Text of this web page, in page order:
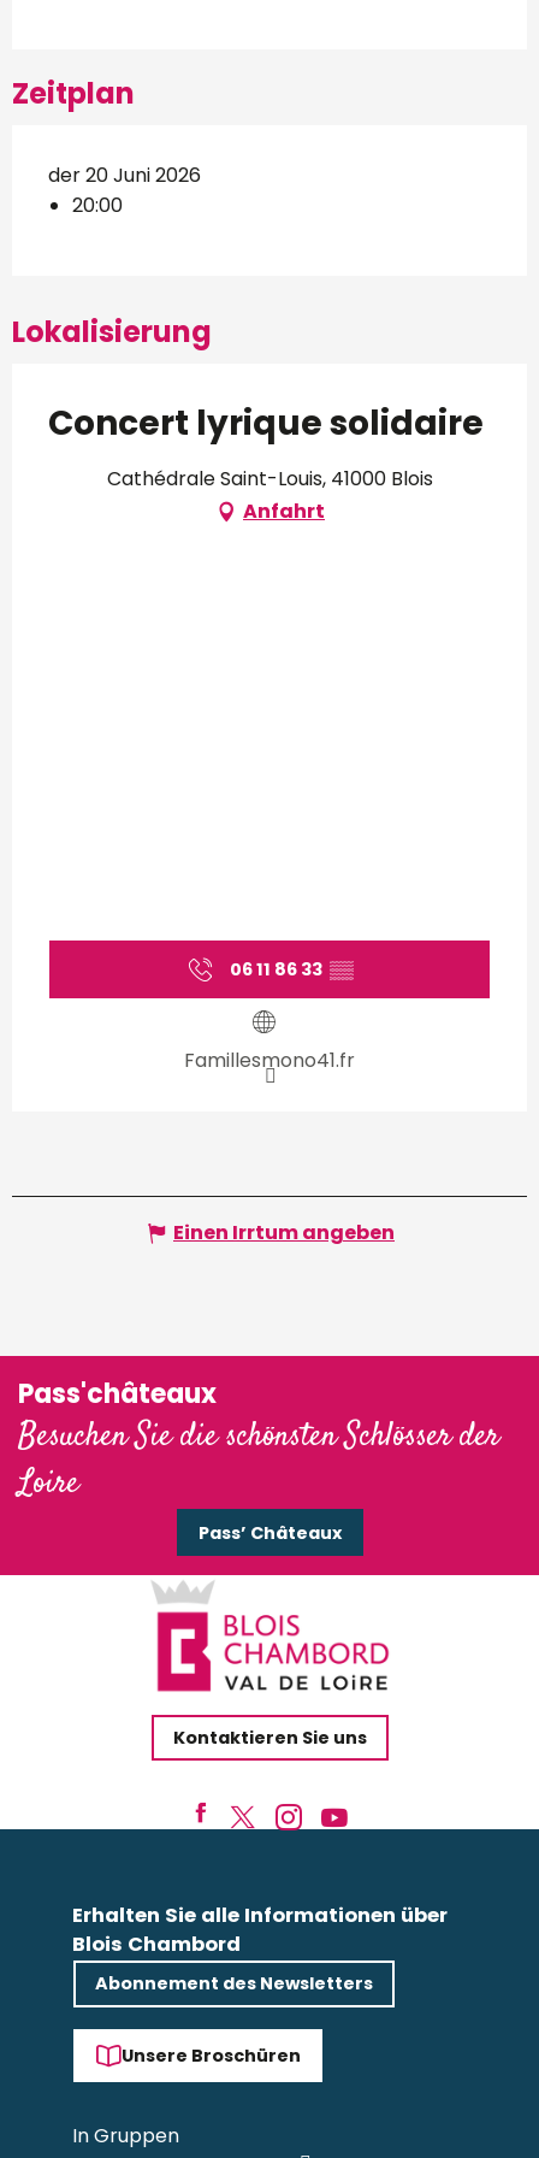
Zeitplan
der 20 Juni 2026
20:00
Lokalisierung
Concert lyrique solidaire
Cathédrale Saint-Louis, 41000 Blois
Anfahrt
06 11 86 33 ▒▒
Famillesmono41.fr
Einen Irrtum angeben
Pass'châteaux
Besuchen Sie die schönsten Schlösser der
Loire
Pass’ Châteaux
Kontaktieren Sie uns
Erhalten Sie alle Informationen über
Blois Chambord
Abonnement des Newsletters
Unsere Broschüren
In Gruppen